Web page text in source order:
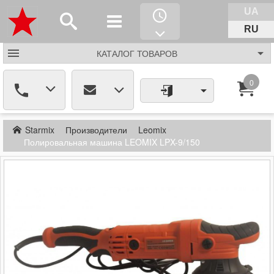
UA
RU
КАТАЛОГ ТОВАРОВ
0
Starmix Производители
Leomix
Полировальная машина LEOMIX LPX-9/150